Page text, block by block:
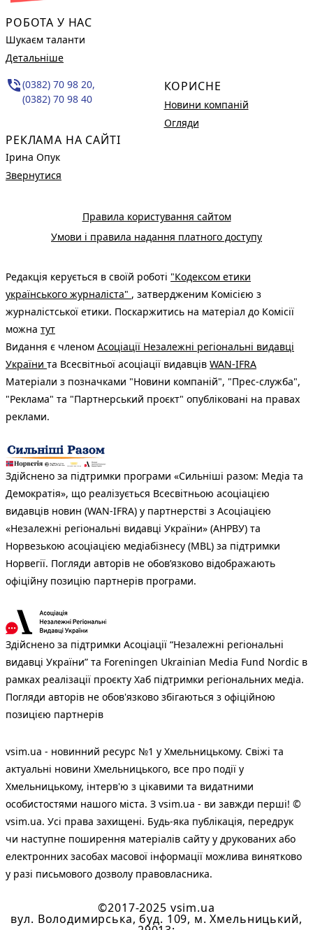
РОБОТА У НАС
Шукаєм таланти
Детальніше
phone_in_talk(0382) 70 98 20,
(0382) 70 98 40
РЕКЛАМА НА САЙТІ
Ірина Опук
Звернутися
КОРИСНЕ
Новини компаній
Огляди
Правила користування сайтом
Умови і правила надання платного доступу
Редакція керується в своїй роботі "Кодексом етики
українського журналіста" , затвердженим Комісією з
журналістської етики. Поскаржитись на матеріал до Комісії
можна тут
Видання є членом Асоціації Незалежні регіональні видавці
України та Всесвітньої асоціації видавців WAN-IFRA
Матеріали з позначками "Новини компаній", "Прес-служба",
"Реклама" та "Партнерський проєкт" опубліковані на правах
реклами.
Здійснено за підтримки програми «Сильніші разом: Медіа та
Демократія», що реалізується Всесвітньою асоціацією
видавців новин (WAN-IFRA) у партнерстві з Асоціацією
«Незалежні регіональні видавці України» (АНРВУ) та
Норвезькою асоціацією медіабізнесу (MBL) за підтримки
Норвегії. Погляди авторів не обов’язково відображають
офіційну позицію партнерів програми.
Здійснено за підтримки Асоціації “Незалежні регіональні
видавці України” та Foreningen Ukrainian Media Fund Nordic в
рамках реалізації проєкту Хаб підтримки регіональних медіа.
Погляди авторів не обов'язково збігаються з офіційною
позицією партнерів
vsim.ua - новинний ресурс №1 у Хмельницькому. Свіжі та
актуальні новини Хмельницького, все про події у
Хмельницькому, інтерв'ю з цікавими та видатними
особистостями нашого міста. З vsim.ua - ви завжди перші! ©
vsim.ua. Усі права захищені. Будь-яка публiкацiя, передрук
чи наступне поширення матеріалів сайту у друкованих або
електронних засобах масової інформації можлива винятково
у разі письмового дозволу правовласника.
©2017-2025 vsim.ua
вул. Володимирська, буд. 109, м. Хмельницький,